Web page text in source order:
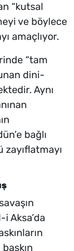
“kutsal
ve böylece
amaçlıyor.
“tam
dini-
Aynı
bağlı
zayıflatmayı
Aksa’da